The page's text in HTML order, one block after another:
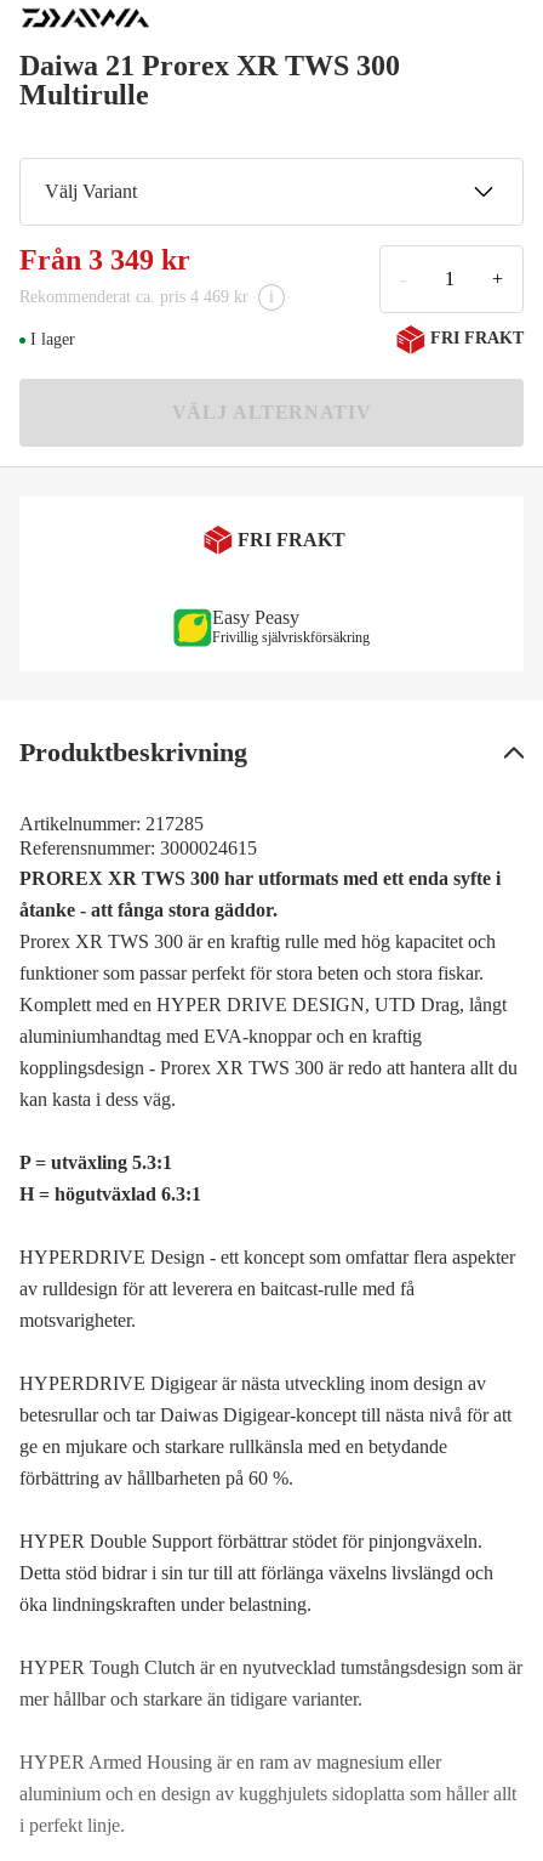
Daiwa 21 Prorex XR TWS 300
Multirulle
Välj Variant
H 6.3 (höger)
3 349 kr
PL 5.3 (vänster)
3 349 kr
HL 6.3 (vänster)
Från 3 349 kr
Rekommenderat ca. pris 4 469 kr i
- +
I lager FRI FRAKT
VÄLJ ALTERNATIV
FRI FRAKT
Easy Peasy
Frivillig självriskförsäkring
Produktbeskrivning
Artikelnummer: 217285
Referensnummer: 3000024615
PROREX XR TWS 300 har utformats med ett enda syfte i
åtanke - att fånga stora gäddor.
Prorex XR TWS 300 är en kraftig rulle med hög kapacitet och
funktioner som passar perfekt för stora beten och stora fiskar.
Komplett med en HYPER DRIVE DESIGN, UTD Drag, långt
aluminiumhandtag med EVA-knoppar och en kraftig
kopplingsdesign - Prorex XR TWS 300 är redo att hantera allt du
kan kasta i dess väg.
P = utväxling 5.3:1
H = högutväxlad 6.3:1
HYPERDRIVE Design - ett koncept som omfattar flera aspekter
av rulldesign för att leverera en baitcast-rulle med få
motsvarigheter.
HYPERDRIVE Digigear är nästa utveckling inom design av
betesrullar och tar Daiwas Digigear-koncept till nästa nivå för att
ge en mjukare och starkare rullkänsla med en betydande
förbättring av hållbarheten på 60 %.
HYPER Double Support förbättrar stödet för pinjongväxeln.
Detta stöd bidrar i sin tur till att förlänga växelns livslängd och
öka lindningskraften under belastning.
HYPER Tough Clutch är en nyutvecklad tumstångsdesign som är
mer hållbar och starkare än tidigare varianter.
HYPER Armed Housing är en ram av magnesium eller
aluminium och en design av kugghjulets sidoplatta som håller allt
i perfekt linje.